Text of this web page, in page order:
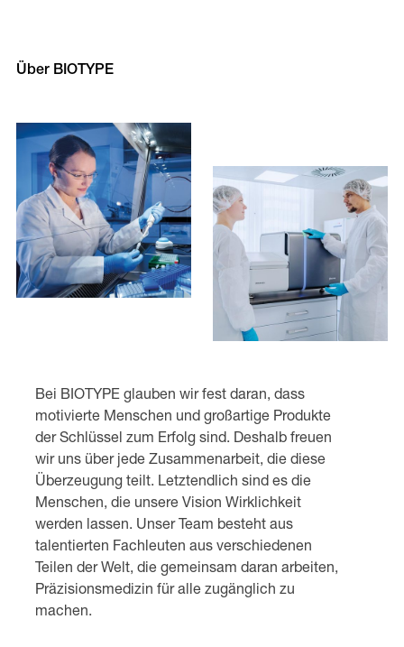
Über BIOTYPE
Bei BIOTYPE glauben wir fest daran, dass
motivierte Menschen und großartige Produkte
der Schlüssel zum Erfolg sind. Deshalb freuen
wir uns über jede Zusammenarbeit, die diese
Überzeugung teilt. Letztendlich sind es die
Menschen, die unsere Vision Wirklichkeit
werden lassen. Unser Team besteht aus
talentierten Fachleuten aus verschiedenen
Teilen der Welt, die gemeinsam daran arbeiten,
Präzisionsmedizin für alle zugänglich zu
machen.